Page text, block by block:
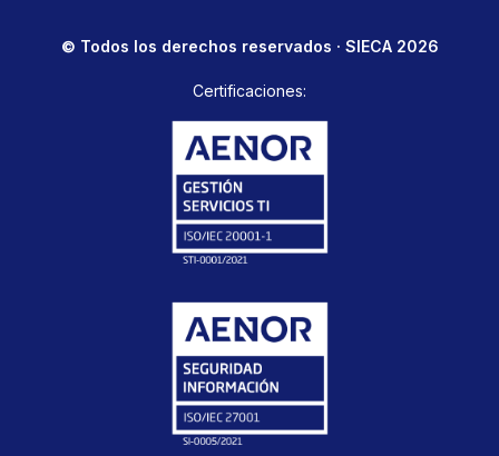
© Todos los derechos reservados · SIECA 2026
Certificaciones: